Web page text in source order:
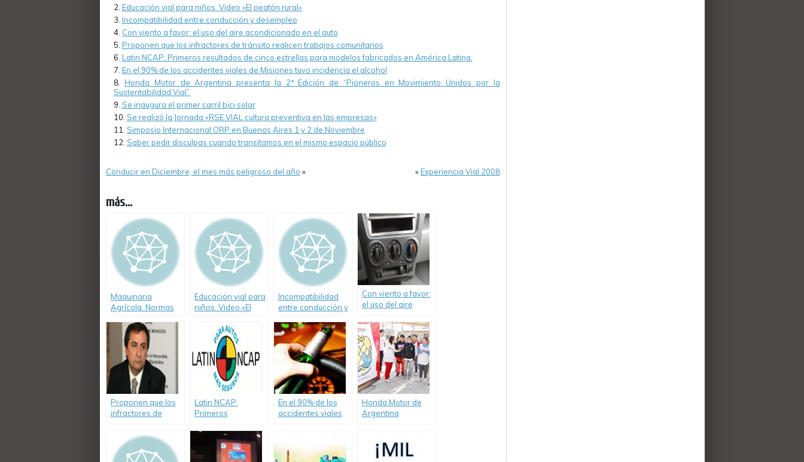
Educación vial para niños. Video «El peatón rural»
Incompatibilidad entre conducción y desempleo
Con viento a favor: el uso del aire acondicionado en el auto
Proponen que los infractores de tránsito realicen trabajos comunitarios
Latin NCAP: Primeros resultados de cinco estrellas para modelos fabricados en América Latina.
En el 90% de los accidentes viales de Misiones tuvo incidencia el alcohol
Honda Motor de Argentina presenta la 2ª Edición de “Pioneros en Movimiento Unidos por la
Sustentabilidad Vial”.
Se inaugura el primer carril bici solar
Se realizó la Jornada «RSE VIAL cultura preventiva en las empresas»
Simposio Internacional ORP en Buenos Aires 1 y 2 de Noviembre
Saber pedir disculpas cuando transitamos en el mismo espacio público
Conducir en Diciembre, el mes más peligroso del año » «Experiencia Vial 2008
más...
Maquinaria
Agrícola. Normas
Educación vial para
niños. Video «El
Incompatibilidad
entre conducción y
Con viento a favor:
el uso del aire
el auto
Proponen que los
infractores de
trabajos
comunitarios
Latin NCAP:
Primeros
estrellas para
modelos
fabricados en
En el 90% de los
accidentes viales
Honda Motor de
Argentina
“Pioneros en
Movimiento Unidos